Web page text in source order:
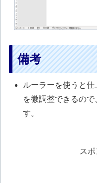
備考
ルーラーを使うと仕
を微調整できるの
す。
ス